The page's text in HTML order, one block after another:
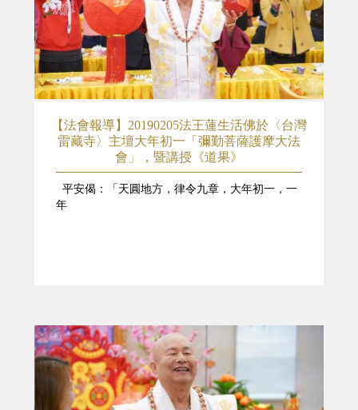
【法會報導】20190205法王蓮生活佛於〈台灣
雷藏寺〉主壇大年初一「彌勤菩薩護摩大法
會」，暨講授《道果》
平安偈：「天圓地方，律令九章，大年初一，一
年